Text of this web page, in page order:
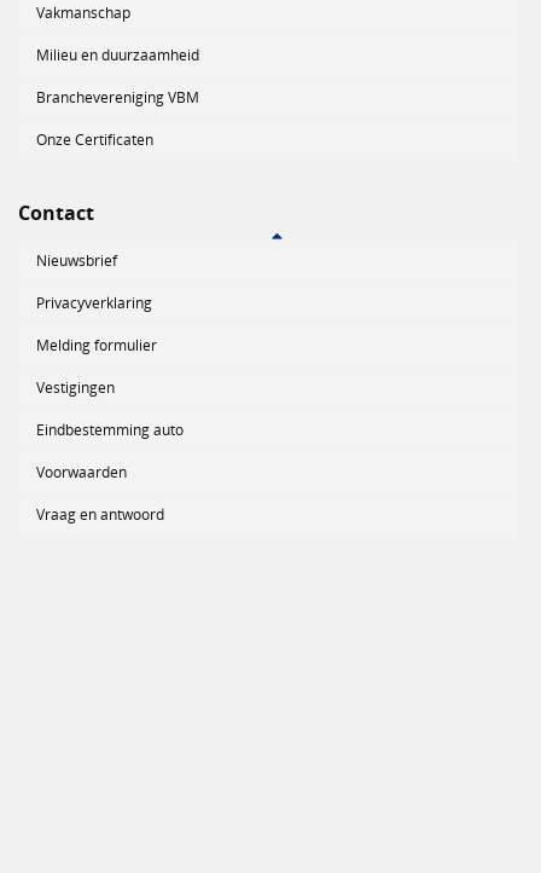
Vakmanschap
Milieu en duurzaamheid
Branchevereniging VBM
Onze Certificaten
Contact
Nieuwsbrief
Privacyverklaring
Melding formulier
Vestigingen
Eindbestemming auto
Voorwaarden
Vraag en antwoord